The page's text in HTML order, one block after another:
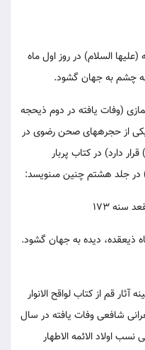
السلام) در روز اول ماه
(وفات يافته در دوم ذيحجه
يكى از حجره‏هاى صحن رضوى در
دارد) در كتاب پربار
در جلد هشتم چنين مى‏نويسد:
سنه 173
ذيعقده، ديده به جهان گشود.
قم از كتاب لواقح الانوار
شافعى وفات يافته در سال
نسب اولاد الائمه الاطهار